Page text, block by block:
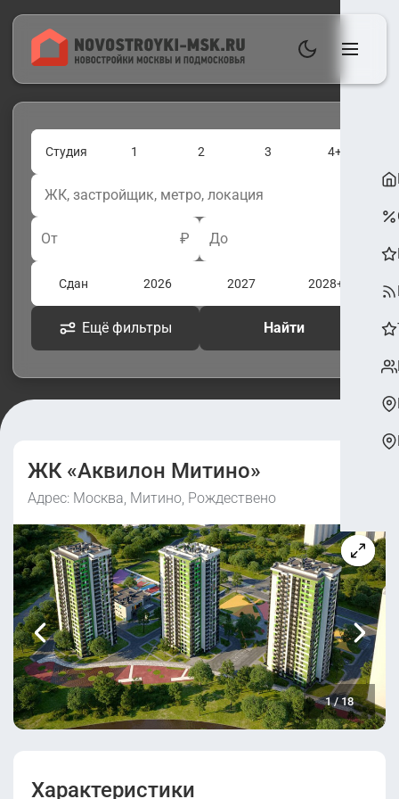
Студия 1 2 3 4+
От ₽ До
Сдан 2026 2027 2028+
Ещё фильтры Найти
ЖК «Аквилон Митино»
Адрес: Москва, Митино, Рождествено
1/18
Характеристики